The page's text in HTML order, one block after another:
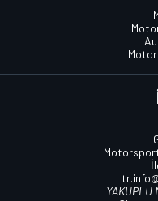
YAKUPLU